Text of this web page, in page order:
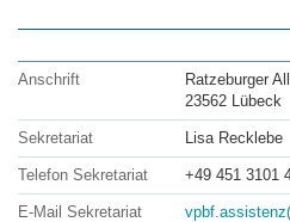
Anschrift
Ratzeburger
23562 Lübeck
Sekretariat Lisa Recklebe
Telefon Sekretariat +49 451 3101
E-Mail Sekretariat